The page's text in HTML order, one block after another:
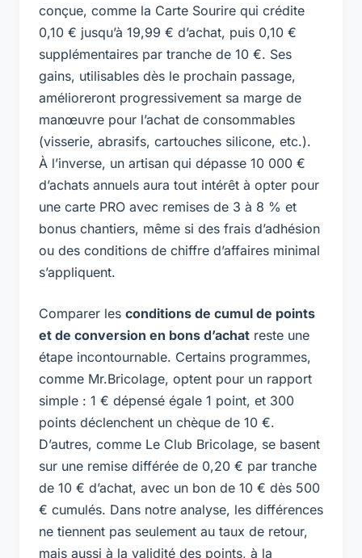
conçue, comme la Carte Sourire qui crédite
0,10 € jusqu’à 19,99 € d’achat, puis 0,10 €
supplémentaires par tranche de 10 €. Ses
gains, utilisables dès le prochain passage,
amélioreront progressivement sa marge de
manœuvre pour l’achat de consommables
(visserie, abrasifs, cartouches silicone, etc.).
À l’inverse, un artisan qui dépasse 10 000 €
d’achats annuels aura tout intérêt à opter pour
une carte PRO avec remises de 3 à 8 % et
bonus chantiers, même si des frais d’adhésion
ou des conditions de chiffre d’affaires minimal
s’appliquent.
Comparer les conditions de cumul de points
et de conversion en bons d’achat reste une
étape incontournable. Certains programmes,
comme Mr.Bricolage, optent pour un rapport
simple : 1 € dépensé égale 1 point, et 300
points déclenchent un chèque de 10 €.
D’autres, comme Le Club Bricolage, se basent
sur une remise différée de 0,20 € par tranche
de 10 € d’achat, avec un bon de 10 € dès 500
€ cumulés. Dans notre analyse, les différences
ne tiennent pas seulement au taux de retour,
mais aussi à la validité des points, à la